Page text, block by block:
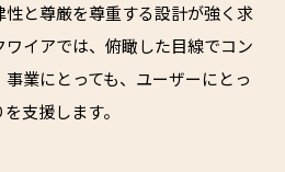
と尊厳を尊重する設計が強く求
イアでは、俯瞰した目線でコン
業にとっても、ユーザーにとっ
支援します。